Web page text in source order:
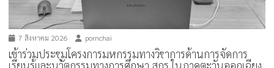
7 สิงหาคม 2026 pornchai
เข้าร่วมประชุมโครงการมหกรรมทางวิชาการด้านการจัดการ